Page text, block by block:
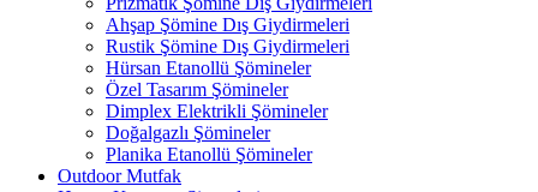
Ahşap Şömine Dış Giydirmeleri
Rustik Şömine Dış Giydirmeleri
Hürsan Etanollü Şömineler
Özel Tasarım Şömineler
Dimplex Elektrikli Şömineler
Doğalgazlı Şömineler
Planika Etanollü Şömineler
Outdoor Mutfak